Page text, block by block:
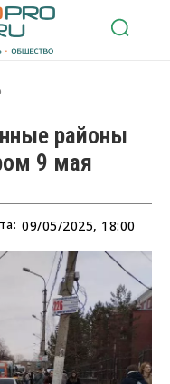
районы
9 мая
09/05/2025, 18:00